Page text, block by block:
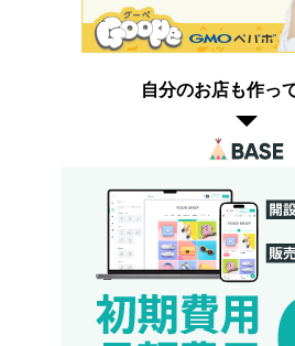
自分のお店も作っ